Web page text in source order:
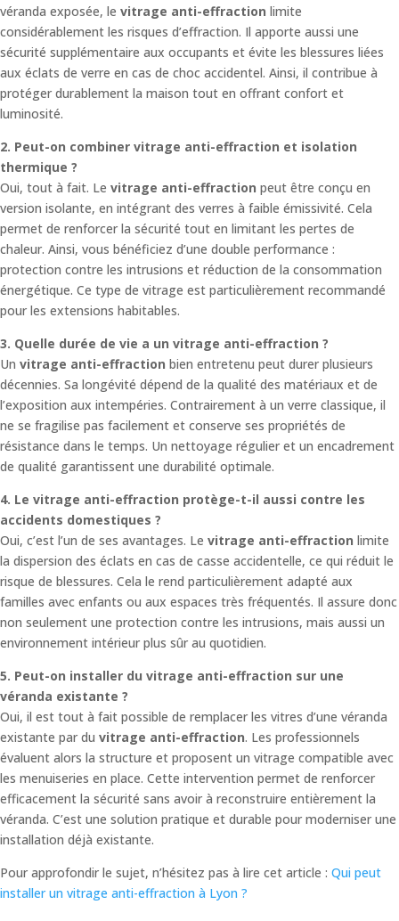
véranda exposée, le vitrage anti-effraction limite
considérablement les risques d’effraction. Il apporte aussi une
sécurité supplémentaire aux occupants et évite les blessures liées
aux éclats de verre en cas de choc accidentel. Ainsi, il contribue à
protéger durablement la maison tout en offrant confort et
luminosité.
2. Peut-on combiner vitrage anti-effraction et isolation
thermique ?
Oui, tout à fait. Le vitrage anti-effraction peut être conçu en
version isolante, en intégrant des verres à faible émissivité. Cela
permet de renforcer la sécurité tout en limitant les pertes de
chaleur. Ainsi, vous bénéficiez d’une double performance :
protection contre les intrusions et réduction de la consommation
énergétique. Ce type de vitrage est particulièrement recommandé
pour les extensions habitables.
3. Quelle durée de vie a un vitrage anti-effraction ?
Un vitrage anti-effraction bien entretenu peut durer plusieurs
décennies. Sa longévité dépend de la qualité des matériaux et de
l’exposition aux intempéries. Contrairement à un verre classique, il
ne se fragilise pas facilement et conserve ses propriétés de
résistance dans le temps. Un nettoyage régulier et un encadrement
de qualité garantissent une durabilité optimale.
4. Le vitrage anti-effraction protège-t-il aussi contre les
accidents domestiques ?
Oui, c’est l’un de ses avantages. Le vitrage anti-effraction limite
la dispersion des éclats en cas de casse accidentelle, ce qui réduit le
risque de blessures. Cela le rend particulièrement adapté aux
familles avec enfants ou aux espaces très fréquentés. Il assure donc
non seulement une protection contre les intrusions, mais aussi un
environnement intérieur plus sûr au quotidien.
5. Peut-on installer du vitrage anti-effraction sur une
véranda existante ?
Oui, il est tout à fait possible de remplacer les vitres d’une véranda
existante par du vitrage anti-effraction. Les professionnels
évaluent alors la structure et proposent un vitrage compatible avec
les menuiseries en place. Cette intervention permet de renforcer
efficacement la sécurité sans avoir à reconstruire entièrement la
véranda. C’est une solution pratique et durable pour moderniser une
installation déjà existante.
Pour approfondir le sujet, n’hésitez pas à lire cet article : Qui peut
installer un vitrage anti-effraction à Lyon ?